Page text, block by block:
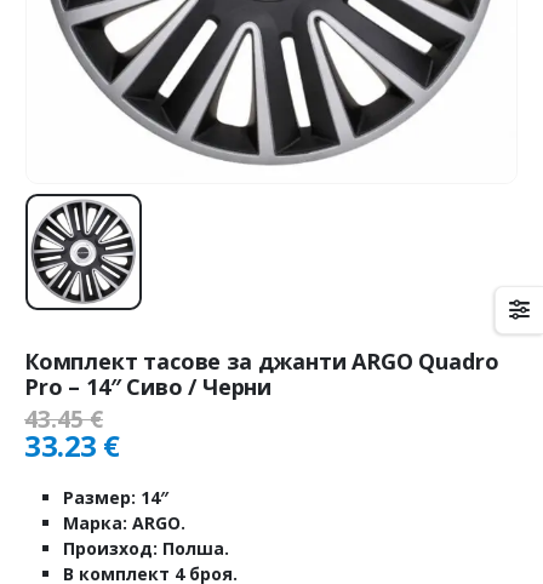
Комплект тасове за джанти ARGO Quadro
Pro – 14″ Сивo / Черни
43.45€
33.23 €
Размер: 14″
Марка: ARGO.
Произход: Полша.
В комплект 4 броя.